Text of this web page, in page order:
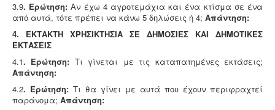
3.9. Ερώτηση: Αν έχω 4 αγροτεμάχια και ένα κτίσμα σε ένα
από αυτά, τότε πρέπει να κάνω 5 δηλώσεις ή 4; Απάντηση:
4. ΕΚΤΑΚΤΗ ΧΡΗΣΙΚΤΗΣΙΑ ΣΕ ΔΗΜΟΣΙΕΣ ΚΑΙ ΔΗΜΟΤΙΚΕΣ
ΕΚΤΑΣΕΙΣ
4.1. Ερώτηση: Τι γίνεται με τις καταπατημένες εκτάσεις;
Απάντηση:
4.2. Ερώτηση: Τι θα γίνει με αυτά που έχουν περιφραχτεί
παράνομα; Απάντηση: